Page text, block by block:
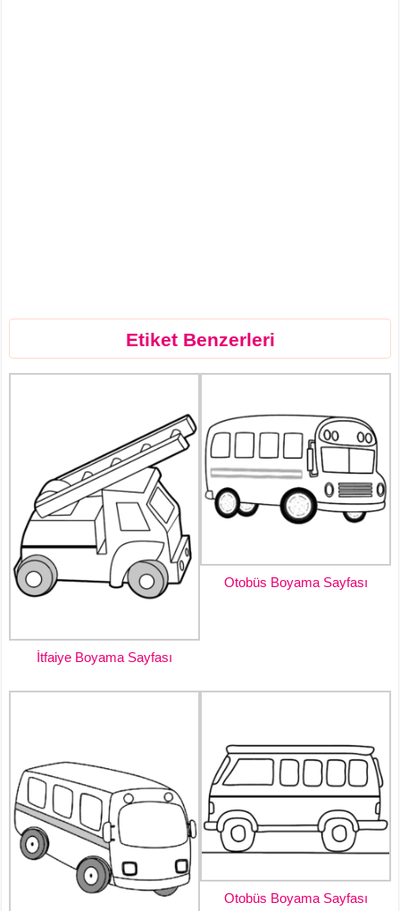
Etiket Benzerleri
İtfaiye Boyama Sayfası
Otobüs Boyama Sayfası
Otobüs Boyama Sayfası